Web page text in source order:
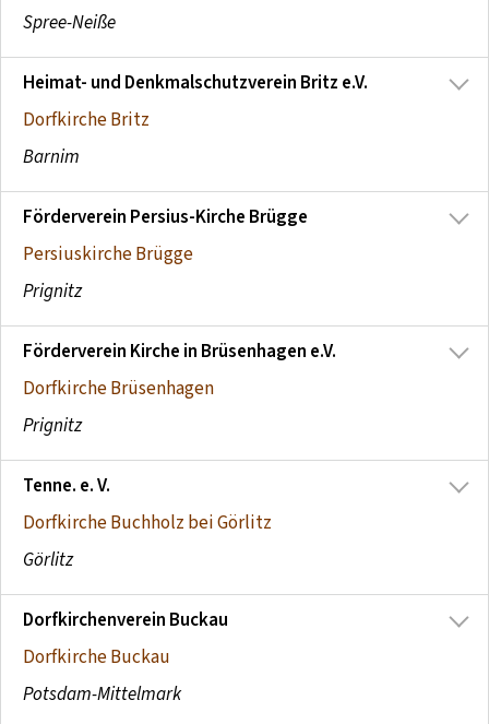
Spree-Neiße
Heimat- und Denkmalschutzverein Britz e.V.
Dorfkirche Britz
Barnim
Förderverein Persius-Kirche Brügge
Persiuskirche Brügge
Prignitz
Förderverein Kirche in Brüsenhagen e.V.
Dorfkirche Brüsenhagen
Prignitz
Tenne. e. V.
Dorfkirche Buchholz bei Görlitz
Görlitz
Dorfkirchenverein Buckau
Dorfkirche Buckau
Potsdam-Mittelmark